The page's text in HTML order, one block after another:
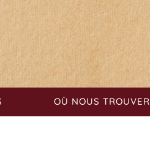
OÙ NOUS TROUVER